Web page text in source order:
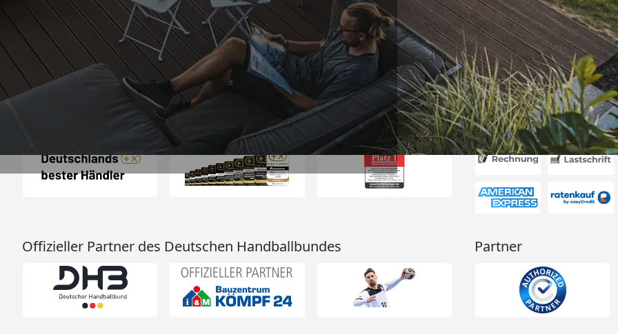
4,81/ 5
25.961 Bewertungen
„Alles bestens, empfehle ich gerne
weiter.“
07.08.2026
Akzeptierte
Offizieller Partner des Deutschen Handballbundes Partner